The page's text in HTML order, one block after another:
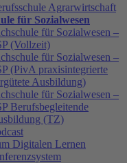
Agrarwirtschaft
für Sozialwesen
für Sozialwesen –
(Vollzeit)
für Sozialwesen –
(PivA praxisintegrierte
Ausbildung)
für Sozialwesen –
Berufsbegleitende
(TZ)
Digitalen Lernen